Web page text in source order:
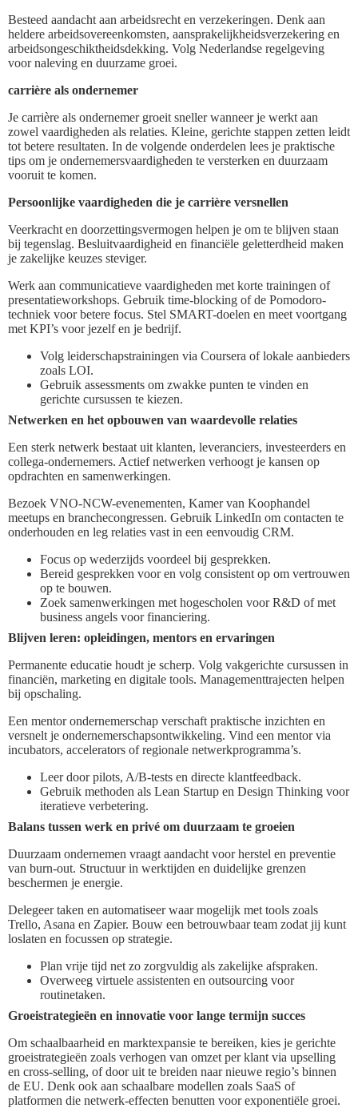
Besteed aandacht aan arbeidsrecht en verzekeringen. Denk aan
heldere arbeidsovereenkomsten, aansprakelijkheidsverzekering en
arbeidsongeschiktheidsdekking. Volg Nederlandse regelgeving
voor naleving en duurzame groei.
carrière als ondernemer
Je carrière als ondernemer groeit sneller wanneer je werkt aan
zowel vaardigheden als relaties. Kleine, gerichte stappen zetten leidt
tot betere resultaten. In de volgende onderdelen lees je praktische
tips om je ondernemersvaardigheden te versterken en duurzaam
vooruit te komen.
Persoonlijke vaardigheden die je carrière versnellen
Veerkracht en doorzettingsvermogen helpen je om te blijven staan
bij tegenslag. Besluitvaardigheid en financiële geletterdheid maken
je zakelijke keuzes steviger.
Werk aan communicatieve vaardigheden met korte trainingen of
presentatieworkshops. Gebruik time-blocking of de Pomodoro-
techniek voor betere focus. Stel SMART-doelen en meet voortgang
met KPI’s voor jezelf en je bedrijf.
Volg leiderschapstrainingen via Coursera of lokale aanbieders
zoals LOI.
Gebruik assessments om zwakke punten te vinden en
gerichte cursussen te kiezen.
Netwerken en het opbouwen van waardevolle relaties
Een sterk netwerk bestaat uit klanten, leveranciers, investeerders en
collega-ondernemers. Actief netwerken verhoogt je kansen op
opdrachten en samenwerkingen.
Bezoek VNO-NCW-evenementen, Kamer van Koophandel
meetups en branchecongressen. Gebruik LinkedIn om contacten te
onderhouden en leg relaties vast in een eenvoudig CRM.
Focus op wederzijds voordeel bij gesprekken.
Bereid gesprekken voor en volg consistent op om vertrouwen
op te bouwen.
Zoek samenwerkingen met hogescholen voor R&D of met
business angels voor financiering.
Blijven leren: opleidingen, mentors en ervaringen
Permanente educatie houdt je scherp. Volg vakgerichte cursussen in
financiën, marketing en digitale tools. Managementtrajecten helpen
bij opschaling.
Een mentor ondernemerschap verschaft praktische inzichten en
versnelt je ondernemerschapsontwikkeling. Vind een mentor via
incubators, accelerators of regionale netwerkprogramma’s.
Leer door pilots, A/B-tests en directe klantfeedback.
Gebruik methoden als Lean Startup en Design Thinking voor
iteratieve verbetering.
Balans tussen werk en privé om duurzaam te groeien
Duurzaam ondernemen vraagt aandacht voor herstel en preventie
van burn-out. Structuur in werktijden en duidelijke grenzen
beschermen je energie.
Delegeer taken en automatiseer waar mogelijk met tools zoals
Trello, Asana en Zapier. Bouw een betrouwbaar team zodat jij kunt
loslaten en focussen op strategie.
Plan vrije tijd net zo zorgvuldig als zakelijke afspraken.
Overweeg virtuele assistenten en outsourcing voor
routinetaken.
Groeistrategieën en innovatie voor lange termijn succes
Om schaalbaarheid en marktexpansie te bereiken, kies je gerichte
groeistrategieën zoals verhogen van omzet per klant via upselling
en cross-selling, of door uit te breiden naar nieuwe regio’s binnen
de EU. Denk ook aan schaalbare modellen zoals SaaS of
platformen die netwerk-effecten benutten voor exponentiële groei.